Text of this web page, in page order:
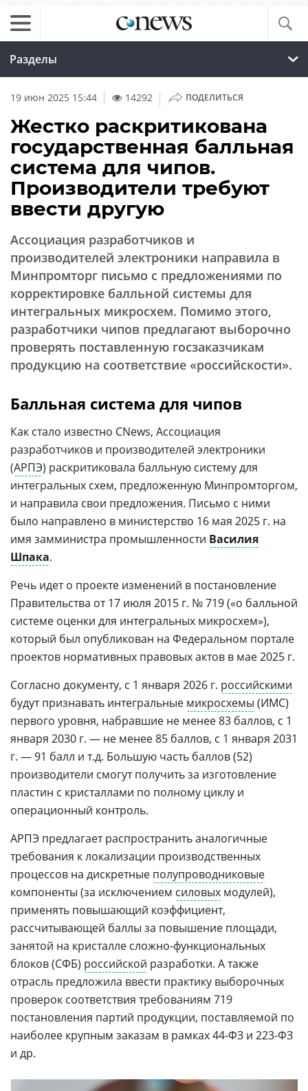
Разделы
19 июн 2025 15:44 14292 | ПОДЕЛИТЬСЯ
Жестко раскритикована
государственная балльная
система для чипов.
Производители требуют
ввести другую
Ассоциация разработчиков и
производителей электроники направила в
Минпромторг письмо с предложениями по
корректировке балльной системы для
интегральных микросхем. Помимо этого,
разработчики чипов предлагают выборочно
проверять поставленную госзаказчикам
продукцию на соответствие «российскости».
Балльная система для чипов
Как стало известно CNews, Ассоциация
разработчиков и производителей электроники
(АРПЭ) раскритиковала балльную систему для
интегральных схем, предложенную Минпромторгом,
и направила свои предложения. Письмо с ними
было направлено в министерство 16 мая 2025 г. на
имя замминистра промышленности Василия
Шпака.
Речь идет о проекте изменений в постановление
Правительства от 17 июля 2015 г. № 719 («о балльной
системе оценки для интегральных микросхем»),
который был опубликован на Федеральном портале
проектов нормативных правовых актов в мае 2025 г.
Согласно документу, с 1 января 2026 г. российскими
будут признавать интегральные микросхемы (ИМС)
первого уровня, набравшие не менее 83 баллов, с 1
января 2030 г. — не менее 85 баллов, с 1 января 2031
г. — 91 балл и т.д. Большую часть баллов (52)
производители смогут получить за изготовление
пластин с кристаллами по полному циклу и
операционный контроль.
АРПЭ предлагает распространить аналогичные
требования к локализации производственных
процессов на дискретные полупроводниковые
компоненты (за исключением силовых модулей),
применять повышающий коэффициент,
рассчитывающей баллы за повышение площади,
занятой на кристалле сложно-функциональных
блоков (СФБ) российской разработки. А также
отрасль предложила ввести практику выборочных
проверок соответствия требованиям 719
постановления партий продукции, поставляемой по
наиболее крупным заказам в рамках 44-ФЗ и 223-ФЗ
и др.